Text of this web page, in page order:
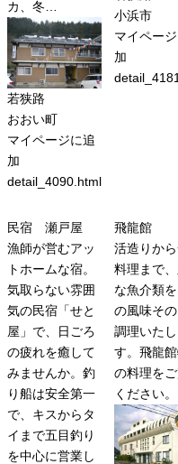
カ、冬…
若狭路
おおい町
マイページに追
加
detail_4090.html
小浜市
マイペー
加
民宿 瀬戸屋
漁師が営むアッ
トホームな宿。
気取らない雰囲
気の民宿「せと
屋」で、日ごろ
の疲れを癒して
みませんか。釣
り船は安全第一
で、キスからタ
イまで五目釣り
を中心に営業し
飛龍館
活造りか
料理まで
な魚介類
の風味そ
調理いた
す。飛龍
の料理を
ください。